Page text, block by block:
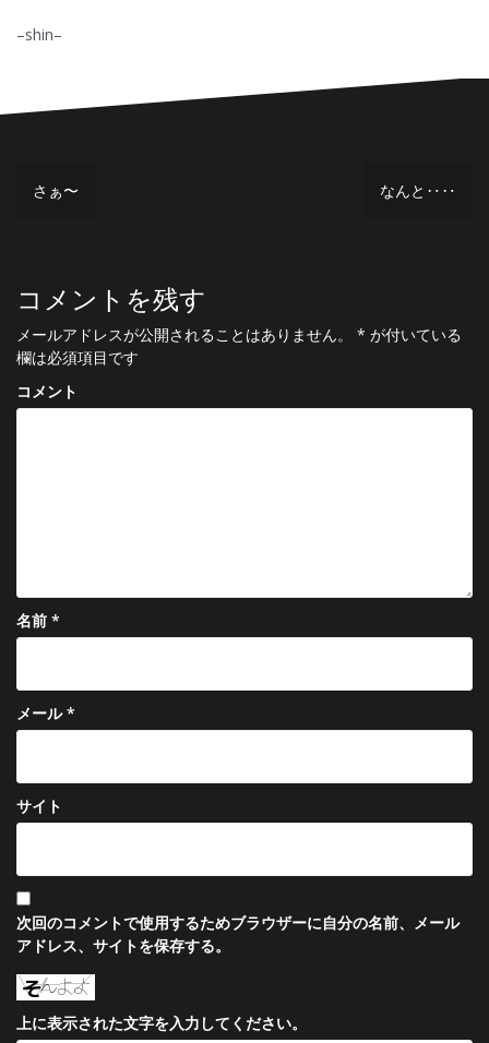
–shin–
投
ビ
ゲ
ー
シ
さぁ〜 なんと‥‥
コメントを残す
メールアドレスが公開されることはありません。 * が付いている
欄は必須項目です
コメント
名前 *
メール*
サイト
次回のコメントで使用するためブラウザーに自分の名前、メール
アドレス、サイトを保存する。
上に表示された文字を入力してください。